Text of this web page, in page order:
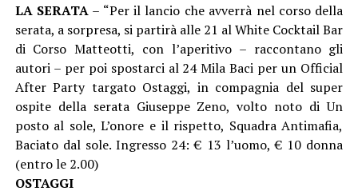
LA SERATA – “Per il lancio che avverrà nel corso della
serata, a sorpresa, si partirà alle 21 al White Cocktail Bar
di Corso Matteotti, con l’aperitivo – raccontano gli
autori – per poi spostarci al 24 Mila Baci per un Official
After Party targato Ostaggi, in compagnia del super
ospite della serata Giuseppe Zeno, volto noto di Un
posto al sole, L’onore e il rispetto, Squadra Antimafia,
Baciato dal sole. Ingresso 24: € 13 l’uomo, € 10 donna
(entro le 2.00)
OSTAGGI